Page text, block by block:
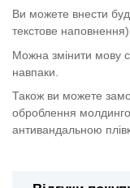
Ви можете внести
текстове
Можна змінити мову
навпаки.
Також ви можете
оброблення
антивандальною